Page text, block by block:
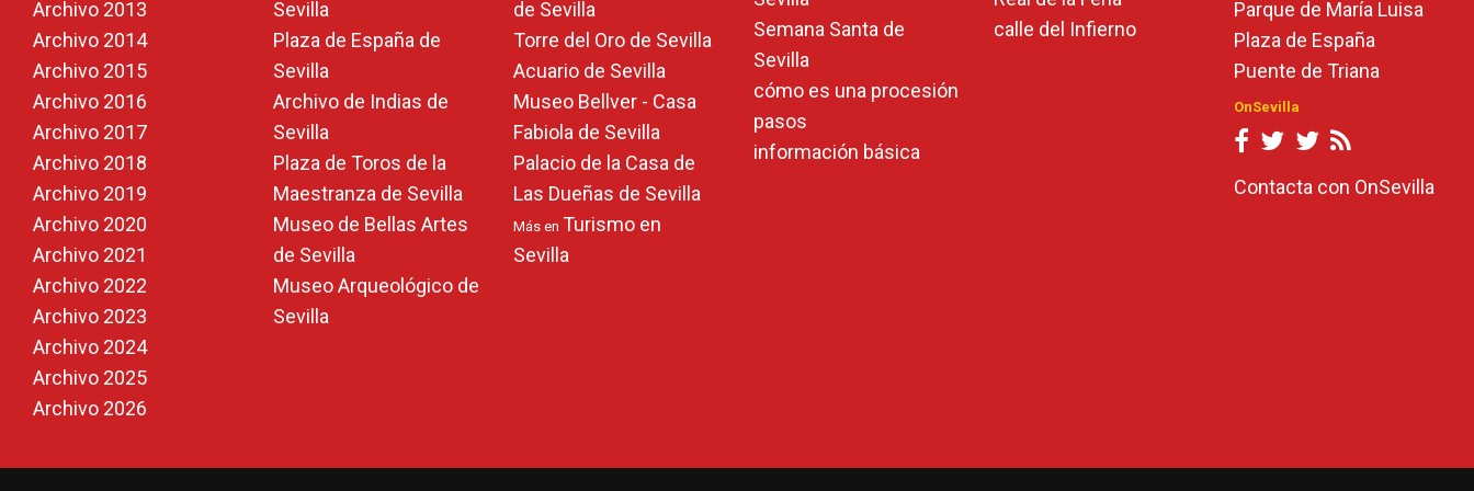
Archivo 2013
Archivo 2014
Archivo 2015
Archivo 2016
Archivo 2017
Archivo 2018
Archivo 2019
Archivo 2020
Archivo 2021
Archivo 2022
Archivo 2023
Archivo 2024
Archivo 2025
Archivo 2026
Sevilla
Plaza de España de
Sevilla
Archivo de Indias de
Sevilla
Plaza de Toros de la
Maestranza de Sevilla
Museo de Bellas Artes
de Sevilla
Museo Arqueológico de
Sevilla
de Sevilla
Torre del Oro de Sevilla
Acuario de Sevilla
Museo Bellver - Casa
Fabiola de Sevilla
Palacio de la Casa de
Las Dueñas de Sevilla
Más en Turismo en
Sevilla
Semana Santa de
Sevilla
cómo es una procesión
pasos
información básica
calle del Infierno
Parque de María Luisa
Plaza de España
Puente de Triana
OnSevilla
Contacta con OnSevilla